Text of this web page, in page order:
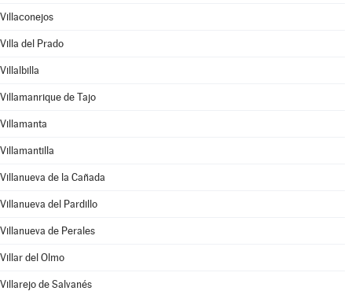
Villaconejos
Villa del Prado
Villalbilla
Villamanrique de Tajo
Villamanta
Villamantilla
Villanueva de la Cañada
Villanueva del Pardillo
Villanueva de Perales
Villar del Olmo
Villarejo de Salvanés